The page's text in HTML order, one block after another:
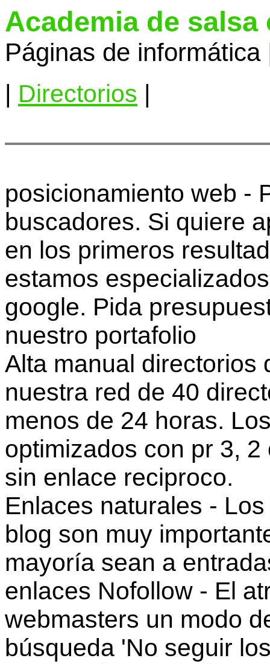
Academia de salsa
Páginas de
Directorios
posicionamiento web -
buscadores. Si quiere
en los primeros
estamos
google. Pida
nuestro portafolio
Alta manual directorios
nuestra red de 40
menos de 24 horas.
optimizados con pr 3,
sin enlace reciproco.
Enlaces naturales -
blog son muy
mayoría sean a
enlaces Nofollow - El
webmasters un modo
búsqueda 'No seguir